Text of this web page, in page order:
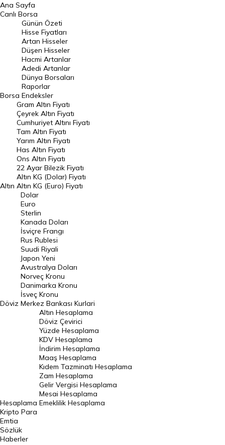
BIST 100 Hisseleri
En Çok Artan Hisseler
En Çok Düşen Hisseler
Hacmi Artanlar
Geçmiş Kapanışlar
Dünya Borsaları
Raporlar
Endeksler
DÖVİZ
Döviz Kuru
Dolar Kuru
Euro Kuru
Pound Kuru
Frank Kuru
Riyal Kuru
Avustralya Doları
Danimarka Kronu Kuru
Kanada Doları Kuru
Norveç Kronu Kuru
İsveç Kronu Kuru
Japon Yeni Kuru
Serbest Piyasa Döviz Kurları
Merkez Bankası Döviz Kurları
Altın Fiyatları
Gram Altın Fiyatı
Çeyrek Altın Fiyatı
Ana Sayfa
Canlı Borsa
Borsa
Günün Özeti
Hisse Fiyatları
Artan Hisseler
Düşen Hisseler
Hacmi Artanlar
Adedi Artanlar
Dünya Borsaları
Raporlar
Endeksler
Altın
Gram Altın Fiyatı
Çeyrek Altın Fiyatı
Cumhuriyet Altını Fiyatı
Tam Altın Fiyatı
Yarım Altın Fiyatı
Has Altın Fiyatı
Ons Altın Fiyatı
22 Ayar Bilezik Fiyatı
Altın KG (Dolar) Fiyatı
Altın KG (Euro) Fiyatı
Döviz
Dolar
Euro
Sterlin
Kanada Doları
İsviçre Frangı
Rus Rublesi
Suudi Riyali
Japon Yeni
Avustralya Doları
Norveç Kronu
Danimarka Kronu
İsveç Kronu
Merkez Bankası Kurlari
Hesaplama
Altın Hesaplama
Döviz Çevirici
Yüzde Hesaplama
KDV Hesaplama
İndirim Hesaplama
Maaş Hesaplama
Kıdem Tazminatı Hesaplama
Zam Hesaplama
Gelir Vergisi Hesaplama
Mesai Hesaplama
Emeklilik Hesaplama
Kripto Para
Emtia
Sözlük
Haberler